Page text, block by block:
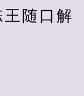
随口解